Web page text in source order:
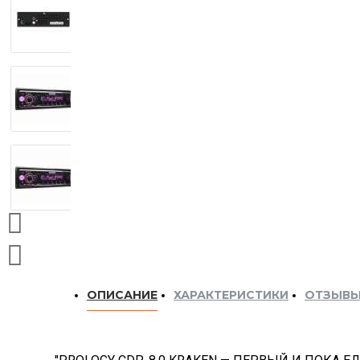
ОПИСАНИЕ ХАРАКТЕРИСТИКИ